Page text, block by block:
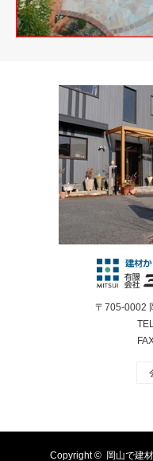
〒705-0002
Copyright © 岡山で建